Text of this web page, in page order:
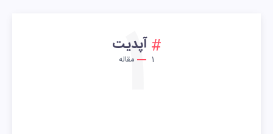
آپدیت
1 مقاله
1